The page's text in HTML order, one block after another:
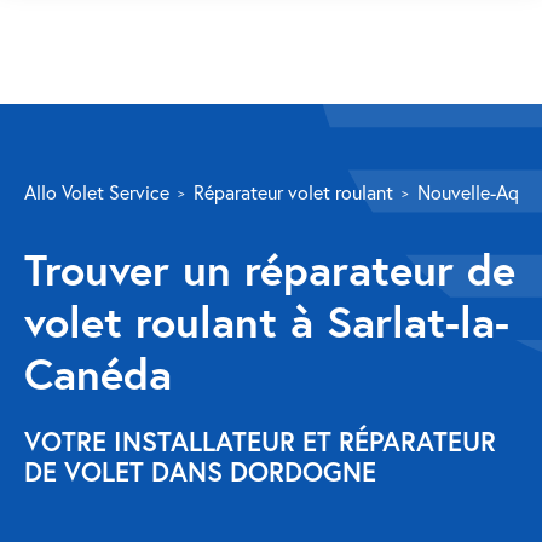
Volet roulant
Réparation
Volet roulant Velux
Au-delà de la fenêtre
Réparation store banne
Réparation portail
Allo Volet Service Réparateur volet roulant Nouvelle-
Trouver un réparateur de
volet roulant à Sarlat-la-
Canéda
VOTRE INSTALLATEUR ET RÉPARATEUR
DE VOLET DANS DORDOGNE